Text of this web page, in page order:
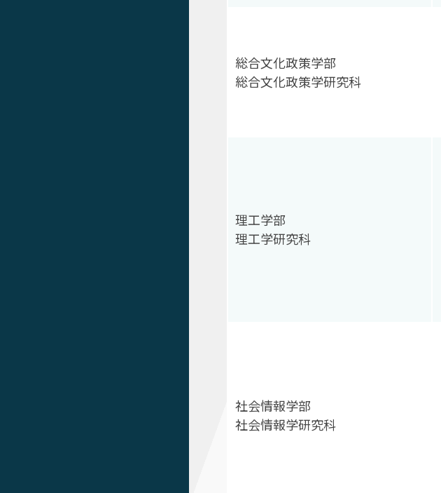
総合文化政策学部
総合文化政策学研究科
理工学部
理工学研究科
社会情報学部
社会情報学研究科